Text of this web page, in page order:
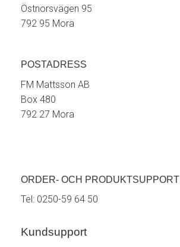
Östnorsvägen 95
792 95 Mora
POSTADRESS
FM Mattsson AB
Box 480
792 27 Mora
ORDER- OCH PRODUKTSUPPORT
Tel: 0250-59 64 50
Kundsupport